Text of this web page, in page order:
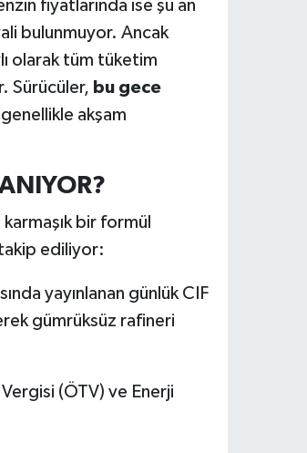
fiyatlarında ise şu an
bulunmuyor. Ancak
olarak tüm tüketim
Sürücüler, bu gece
akşam
bir formül
takip ediliyor:
yayınlanan günlük CIF
gümrüksüz rafineri
(ÖTV) ve Enerji